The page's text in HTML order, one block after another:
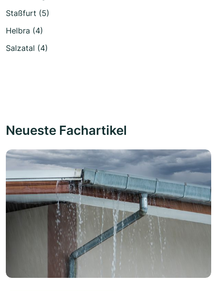
Staßfurt (5)
Helbra (4)
Salzatal (4)
Neueste Fachartikel